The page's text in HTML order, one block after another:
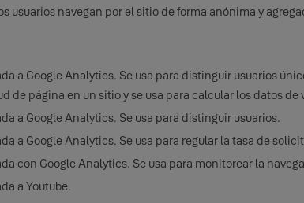
usuarios navegan por el sitio de forma anónima y
a Google Analytics. Se usa para distinguir usuarios
de página en un sitio y se usa para calcular los datos
a Google Analytics. Se usa para distinguir usuarios.
a Google Analytics. Se usa para regular la tasa de
con Google Analytics. Se usa para monitorear la
a Youtube.